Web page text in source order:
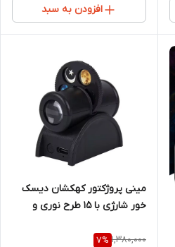
افزودن به سبد
مینی پروژکتور کهکشان دیسک‌
خور شارژی با ۱۵ طرح نوری و
1,380,000
7%